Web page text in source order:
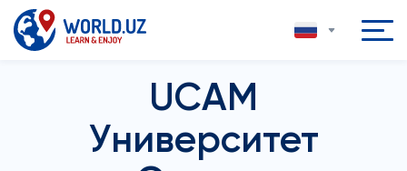
UCAM
Университет